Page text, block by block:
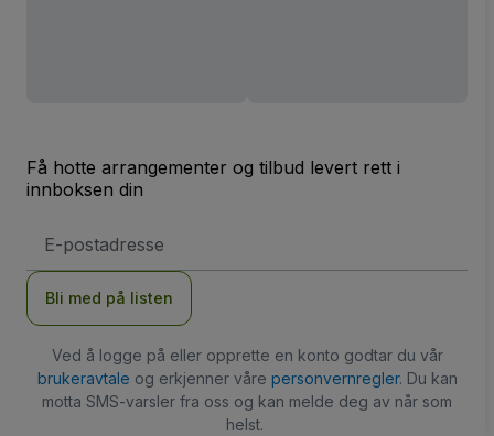
Få hotte arrangementer og tilbud levert rett i
innboksen din
postadresse
Bli med på listen
Ved å logge på eller opprette en konto godtar du vår
brukeravtale og erkjenner våre personvernregler. Du kan
motta SMS-varsler fra oss og kan melde deg av når som
helst.